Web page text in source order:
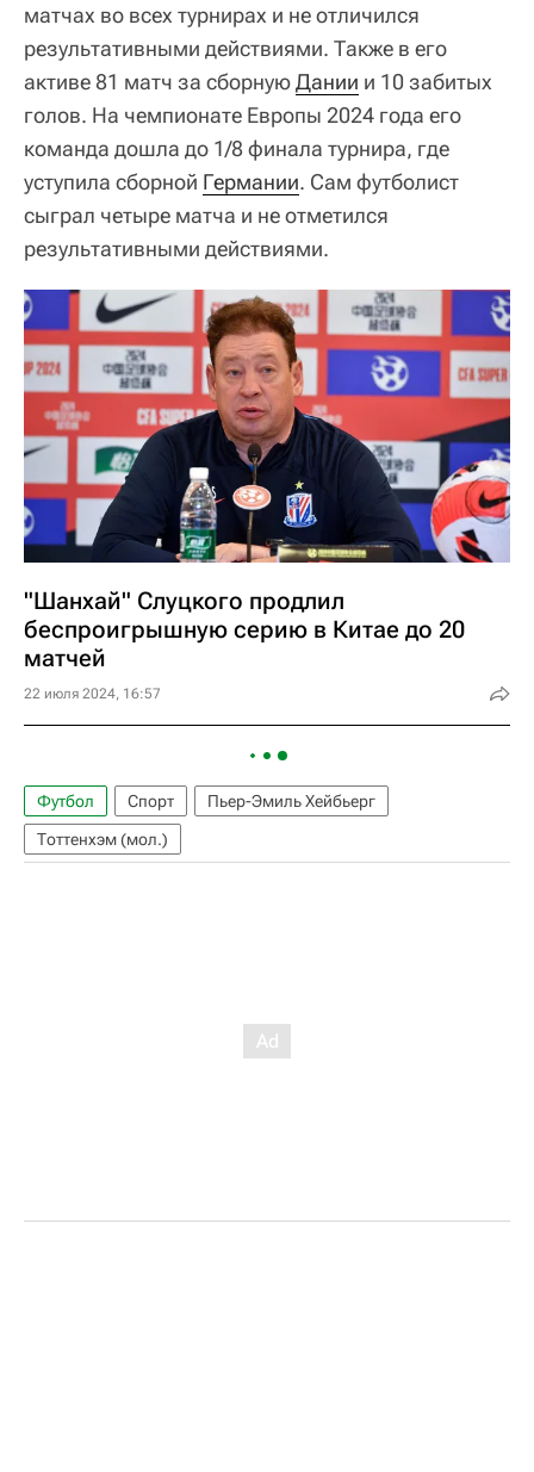
матчах во всех турнирах и не отличился
результативными действиями. Также в его
активе 81 матч за сборнуюДании и 10 забитых
голов. На чемпионате Европы 2024 года его
команда дошла до 1/8 финала турнира, где
уступила сборной Германии. Сам футболист
сыграл четыре матча и не отметился
результативными действиями.
"Шанхай" Слуцкого продлил
беспроигрышную серию в Китае до 20
матчей
22 июля 2024, 16:57
Футбол Спорт
Пьер-Эмиль Хейбьерг
Тоттенхэм (мол.)